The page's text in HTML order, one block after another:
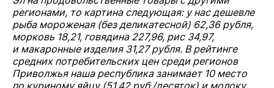
регионами, то картина следующая: у нас дешевле
рыба мороженая (без деликатесной) 62,36 рубля,
морковь 18,21, говядина 227,96, рис 34,97,
и макаронные изделия 31,27 рубля. В рейтинге
средних потребительских цен среди регионов
Приволжья наша республика занимает 10 место
по куриному яйцу (51,42 руб./десяток) и молоку